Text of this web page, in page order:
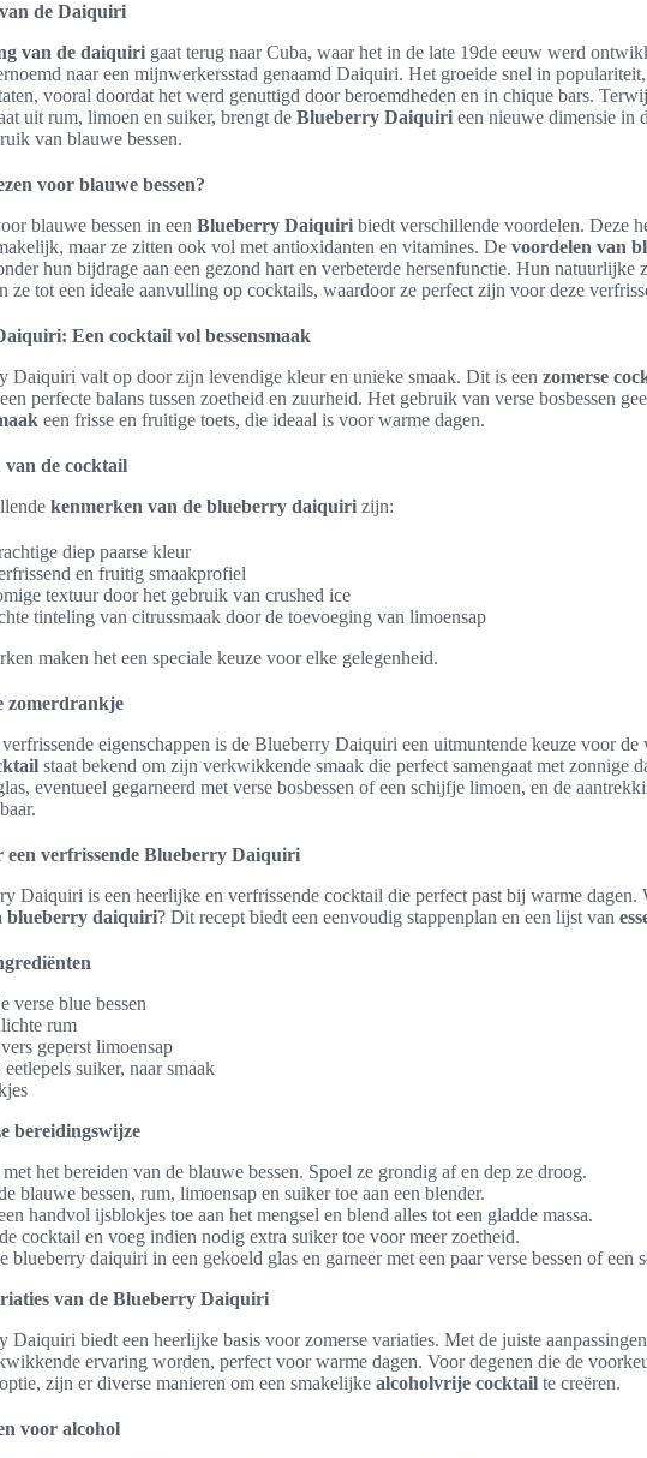
de Daiquiri
van de daiquiri gaat terug naar Cuba, waar het in de late 19de eeuw werd
naar een mijnwerkersstad genaamd Daiquiri. Het groeide snel in
vooral doordat het werd genuttigd door beroemdheden en in chique bars.
uit rum, limoen en suiker, brengt de Blueberry Daiquiri een nieuwe dimensie in
van blauwe bessen.
voor blauwe bessen?
blauwe bessen in een Blueberry Daiquiri biedt verschillende voordelen. Deze
maar ze zitten ook vol met antioxidanten en vitamines. De voordelen van
hun bijdrage aan een gezond hart en verbeterde hersenfunctie. Hun natuurlijke
ze tot een ideale aanvulling op cocktails, waardoor ze perfect zijn voor deze
Een cocktail vol bessensmaak
Daiquiri valt op door zijn levendige kleur en unieke smaak. Dit is een zomerse
perfecte balans tussen zoetheid en zuurheid. Het gebruik van verse bosbessen
een frisse en fruitige toets, die ideaal is voor warme dagen.
de cocktail
kenmerken van de blueberry daiquiri zijn:
diep paarse kleur
en fruitig smaakprofiel
textuur door het gebruik van crushed ice
tinteling van citrussmaak door de toevoeging van limoensap
maken het een speciale keuze voor elke gelegenheid.
zomerdrankje
eigenschappen is de Blueberry Daiquiri een uitmuntende keuze voor de
staat bekend om zijn verkwikkende smaak die perfect samengaat met zonnige
eventueel gegarneerd met verse bosbessen of een schijfje limoen, en de
een verfrissende Blueberry Daiquiri
Daiquiri is een heerlijke en verfrissende cocktail die perfect past bij warme dagen.
blueberry daiquiri? Dit recept biedt een eenvoudig stappenplan en een lijst van
verse blue bessen
rum
geperst limoensap
eetlepels suiker, naar smaak
bereidingswijze
het bereiden van de blauwe bessen. Spoel ze grondig af en dep ze droog.
blauwe bessen, rum, limoensap en suiker toe aan een blender.
handvol ijsblokjes toe aan het mengsel en blend alles tot een gladde massa.
cocktail en voeg indien nodig extra suiker toe voor meer zoetheid.
blueberry daiquiri in een gekoeld glas en garneer met een paar verse bessen of een
van de Blueberry Daiquiri
Daiquiri biedt een heerlijke basis voor zomerse variaties. Met de juiste
ervaring worden, perfect voor warme dagen. Voor degenen die de
zijn er diverse manieren om een smakelijke alcoholvrije cocktail te creëren.
voor alcohol